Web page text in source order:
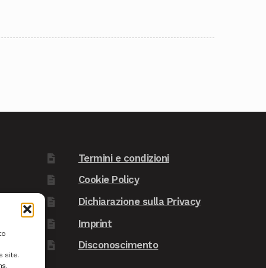
site.
Termini e condizioni
Cookie Policy
Dichiarazione sulla Privacy
Imprint
Disconoscimento